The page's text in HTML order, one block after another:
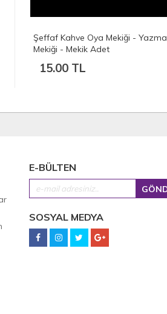
Şeffaf Kahve Oya Mekiği - Yazma
Mekiği - Mekik Adet
15.00 TL
E-BÜLTEN
SOSYAL MEDYA